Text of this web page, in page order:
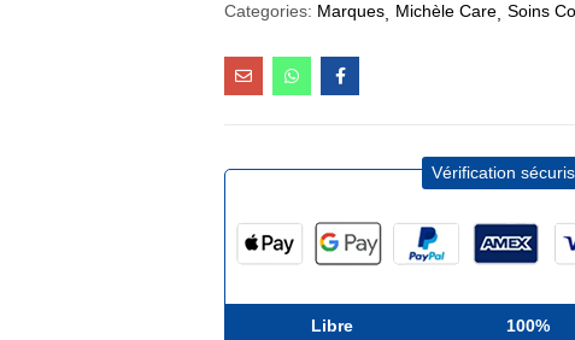
Categories: Marques Michèle Care Soins
Vérification
Libre 100%